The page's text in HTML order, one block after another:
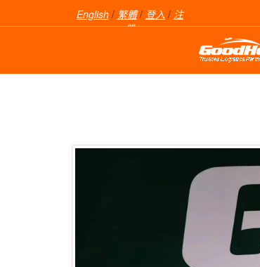
English/ 繁體/ 登入/ 注
册